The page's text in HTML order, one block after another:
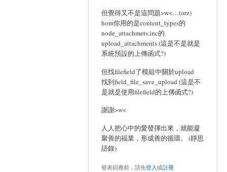
但覺得又不是這問題>w<…(orz)
hom你用的是content_types的
node_attachmets.inc的
upload_attachments (這是不是就是
系統預設的上傳函式?)
但找filefield了模組中關於upload
找到field_file_save_upload (這是不
是就是使用filefield的上傳函式?)
謝謝>w<
人人把心中的愛發揮出來，就能凝
聚善的福業，形成善的循環。 (靜思
語錄)
發表回應前，請先登入或註冊